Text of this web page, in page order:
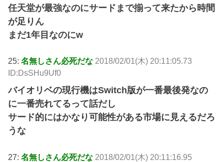
任天堂が最強なのにサードまで揃って来たから時間
が足りん
まだ1年目なのにw
25:名無しさん必死だな 2018/02/01(木) 20:11:05.73
ID:DsSHu9Uf0
バイオリベの現行機はSwitch版が一番最後発なの
に一番売れてるって話だし
サード的にはかなり可能性がある市場に見えるだろ
うな
27:名無しさん必死だな 2018/02/01(木) 20:11:16.95